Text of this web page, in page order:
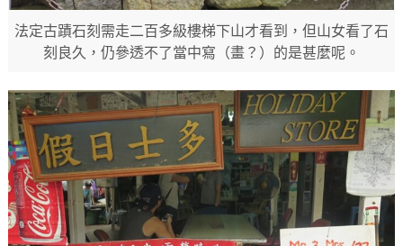
法定古蹟石刻需走二百多級樓梯下山才看到，但山女看了石
刻良久，仍參透不了當中寫（畫？）的是甚麼呢。